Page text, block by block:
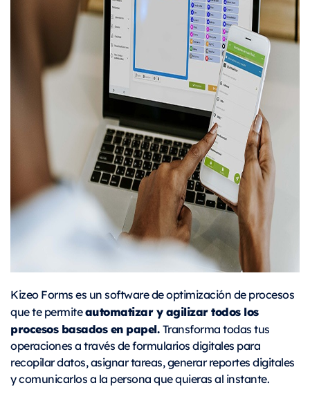
Kizeo Forms es un software de optimización de procesos
que te permiteautomatizar y agilizar todos los
procesos basados en papel.Transforma todas tus
operaciones a través de formularios digitales para
recopilar datos, asignar tareas, generar reportes digitales
y comunicarlos a la persona que quieras al instante.